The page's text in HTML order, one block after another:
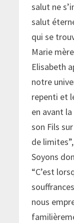
salut ne
salut
qui se
Marie
Elisabeth
notre
repenti et
en avant
son Fils
de
Soyons
“C’est
nous